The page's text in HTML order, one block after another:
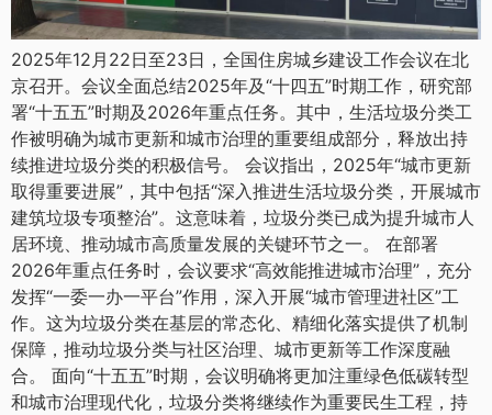
2025年12月22日至23日，全国住房城乡建设工作会议在北
京召开。会议全面总结2025年及“十四五”时期工作，研究部
署“十五五”时期及2026年重点任务。其中，生活垃圾分类工
作被明确为城市更新和城市治理的重要组成部分，释放出持
续推进垃圾分类的积极信号。 会议指出，2025年“城市更新
取得重要进展”，其中包括“深入推进生活垃圾分类，开展城市
建筑垃圾专项整治”。这意味着，垃圾分类已成为提升城市人
居环境、推动城市高质量发展的关键环节之一。 在部署
2026年重点任务时，会议要求“高效能推进城市治理”，充分
发挥“一委一办一平台”作用，深入开展“城市管理进社区”工
作。这为垃圾分类在基层的常态化、精细化落实提供了机制
保障，推动垃圾分类与社区治理、城市更新等工作深度融
合。 面向“十五五”时期，会议明确将更加注重绿色低碳转型
和城市治理现代化，垃圾分类将继续作为重要民生工程，持